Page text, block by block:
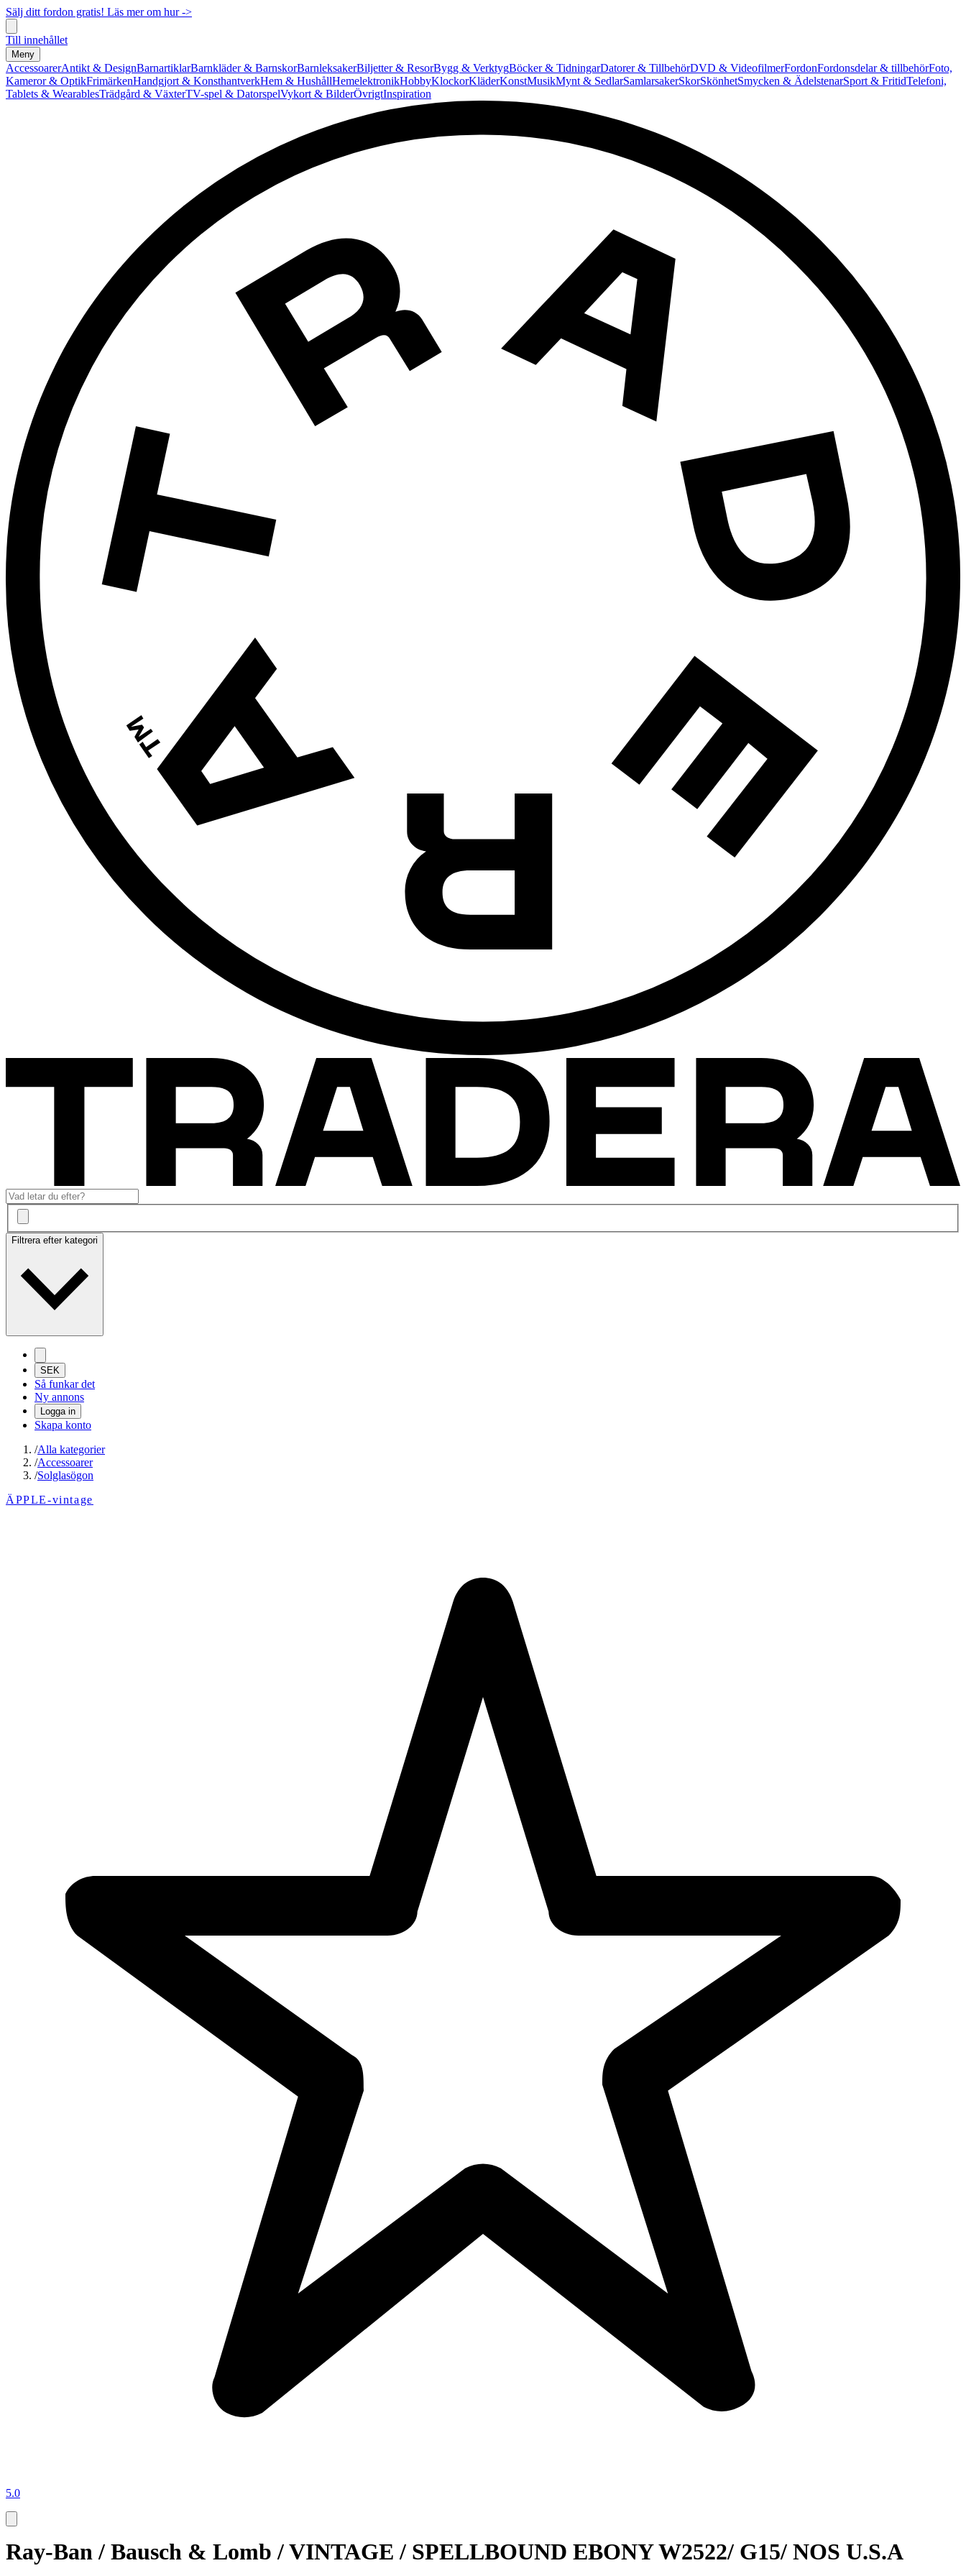
Sälj ditt fordon gratis! Läs mer om hur ->
Till innehållet
Meny
AccessoarerAntikt & DesignBarnartiklarBarnkläder & BarnskorBarnleksakerBiljetter & ResorBygg & VerktygBöcker & TidningarDatorer & TillbehörDVD & VideofilmerFordonFordonsdelar & tillbehörFoto,
Kameror & OptikFrimärkenHandgjort & KonsthantverkHem & HushållHemelektronikHobbyKlockorKläderKonstMusikMynt & SedlarSamlarsakerSkorSkönhetSmycken & ÄdelstenarSport & FritidTelefoni,
Tablets & WearablesTrädgård & VäxterTV-spel & DatorspelVykort & BilderÖvrigtInspiration
Filtrera efter kategori
SEK
Så funkar det
Ny annons
Logga in
Skapa konto
/Alla kategorier
/Accessoarer
/Solglasögon
ÄPPLE-vintage
5.0
Ray-Ban / Bausch & Lomb / VINTAGE / SPELLBOUND EBONY W2522/ G15/ NOS U.S.A